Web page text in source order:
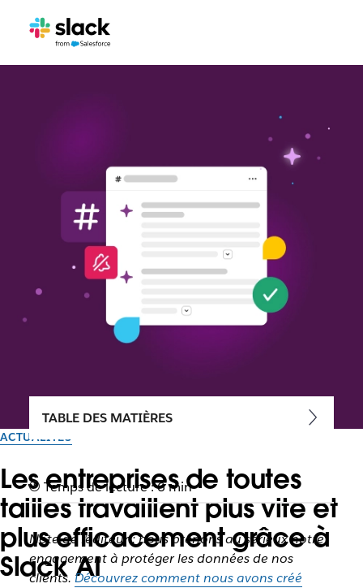
ACTUALITÉS
Les entreprises de toutes
tailles travaillent plus vite et
plus efficacement grâce à
Slack AI
TABLE DES MATIÈRES
Temps de lecture : 6 min
Note de l’éditeur : nous prenons au sérieux notre
engagement à protéger les données de nos
clients. Découvrez comment nous avons créé